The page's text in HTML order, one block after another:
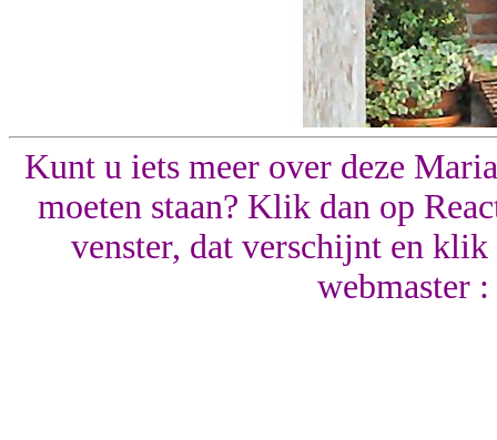
Kunt u iets meer over deze
moeten staan? Klik dan op
venster, dat verschijnt en
webmaster